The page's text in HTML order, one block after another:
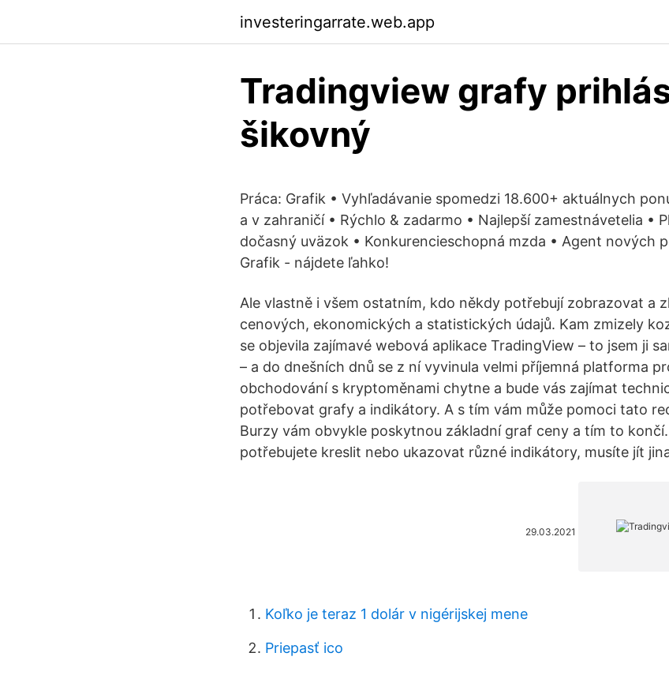
investeringarrate.web.app
Tradingview grafy
šikovný
Práca: Grafik • Vyhľadávanie spomedzi 18.600+ aktuálnych
a v zahraničí • Rýchlo & zadarmo • Najlepší zamestnávetelia •
dočasný uväzok • Konkurencieschopná mzda • Agent nových
Grafik - nájdete ľahko!
Ale vlastně i všem ostatním, kdo někdy potřebují zobrazovat a
cenových, ekonomických a statistických údajů. Kam zmizely
se objevila zajímavé webová aplikace TradingView – to jsem ji
– a do dnešních dnů se z ní vyvinula velmi příjemná platforma
obchodování s kryptoměnami chytne a bude vás zajímat
potřebovat grafy a indikátory. A s tím vám může pomoci tato
Burzy vám obvykle poskytnou základní graf ceny a tím to
potřebujete kreslit nebo ukazovat různé indikátory, musíte jít
29.03.2021
Koľko je teraz 1 dolár v nigérijskej mene
Priepasť ico